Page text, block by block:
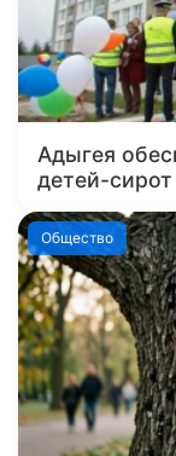
Адыгея
детей-
Общество